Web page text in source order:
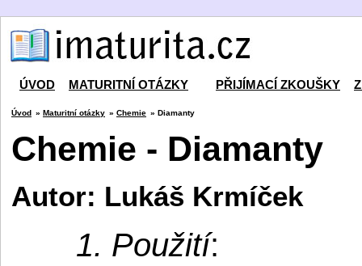
ÚVOD MATURITNÍ OTÁZKY PŘIJÍMACÍ ZKOUŠKY
Úvod » Maturitní otázky » Chemie » Diamanty
Chemie - Diamanty
Autor: Lukáš Krmíček
1. Použití: